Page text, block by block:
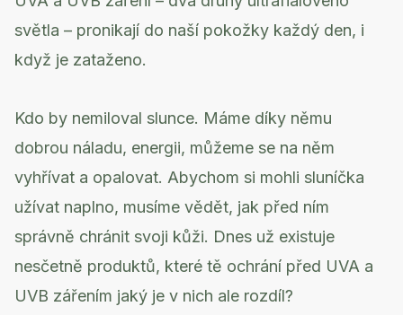
světla – pronikají do naší pokožky každý den, i
když je zataženo.
Kdo by nemiloval slunce. Máme díky němu
dobrou náladu, energii, můžeme se na něm
vyhřívat a opalovat. Abychom si mohli sluníčka
užívat naplno, musíme vědět, jak před ním
správně chránit svoji kůži. Dnes už existuje
nesčetně produktů, které tě ochrání před UVA a
UVB zářením jaký je v nich ale rozdíl?